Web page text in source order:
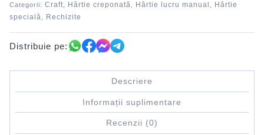
Categorii: Craft, Hârtie creponată, Hârtie lucru manual ,
Hârtie
specială, Rechizite
Distribuie pe:
Descriere
Informații suplimentare
Recenzii (0)